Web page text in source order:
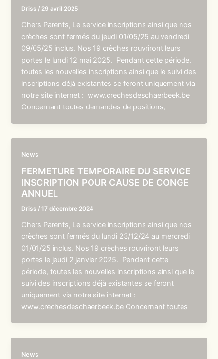
Driss / 29 avril 2025
Chers Parents, Le service inscriptions ainsi que nos
crèches sont fermés du jeudi 01/05/25 au vendredi
09/05/25 inclus. Nos 19 crèches rouvriront leurs
portes le lundi 12 mai 2025. Pendant cette période,
toutes les nouvelles inscriptions ainsi que le suivi des
inscriptions déjà existantes se feront uniquement via
notre site internet : www.crechesdeschaerbeek.be
Concernant toutes demandes de positions,
News
FERMETURE TEMPORAIRE DU SERVICE
INSCRIPTION POUR CAUSE DE CONGE
ANNUEL
Driss /17 décembre 2024
Chers Parents, Le service inscriptions ainsi que nos
crèches sont fermés du lundi 23/12/24 au mercredi
01/01/25 inclus. Nos 19 crèches rouvriront leurs
portes le jeudi 2 janvier 2025. Pendant cette
période, toutes les nouvelles inscriptions ainsi que le
suivi des inscriptions déjà existantes se feront
uniquement via notre site internet :
www.crechesdeschaerbeek.be Concernant toutes
News